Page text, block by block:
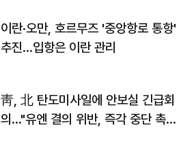
이란·오만, 호르무즈 '중앙항로 통항'
추진…입항은 이란 관리
靑, 北 탄도미사일에 안보실 긴급회
의…"유엔 결의 위반, 즉각 중단 촉